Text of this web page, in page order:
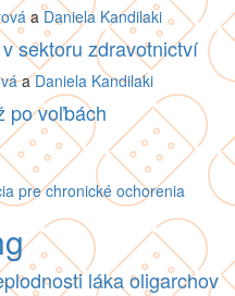
aDaniela Kandilaki
sektoru zdravotnictví
aDaniela Kandilaki
po voľbách
láka oligarchov